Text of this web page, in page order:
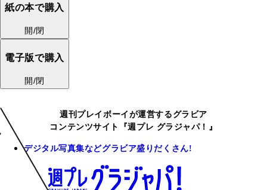
紙の本で購入
開/閉
電子版で購入
開/閉
週刊プレイボーイが運営するグラビア
コンテンツサイト『週プレ グラジャパ！』
デジタル写真集などグラビア盛りだくさん!